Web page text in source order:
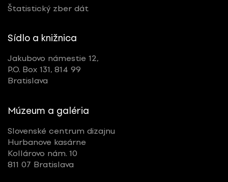
Štatistický zber dát
Sídlo a knižnica
Jakubovo námestie 12,
P.O. Box 131, 814 99
Bratislava
Múzeum a galéria
Slovenské centrum dizajnu
Hurbanove kasárne
Kollárovo nám. 10
811 07 Bratislava